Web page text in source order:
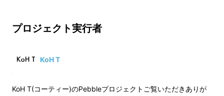
承ください。
より出荷時期が遅れる場合がありま
プロジェクト実行者
KoH T
KoH T(コーティー)のPebbleプロジェクトご覧いただきありが